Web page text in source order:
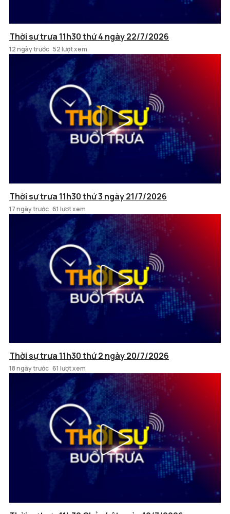
Thời sự trưa 11h30 thứ 4 ngày 22/7/2026
12 ngày trước 52 lượt xem
Thời sự trưa 11h30 thứ 3 ngày 21/7/2026
17 ngày trước 61 lượt xem
Thời sự trưa 11h30 thứ 2 ngày 20/7/2026
18 ngày trước 61 lượt xem